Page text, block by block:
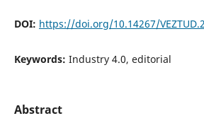
DOI: https://doi.org/10.14267/
Keywords: Industry 4.0, editorial
Abstract